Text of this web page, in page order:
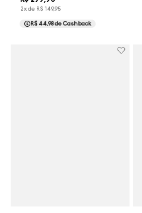
2x de R$ 149,95
R$ 44,98de Cashback